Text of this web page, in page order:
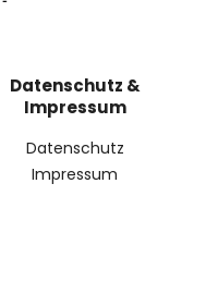
Datenschutz &
Impressum
Datenschutz
Impressum